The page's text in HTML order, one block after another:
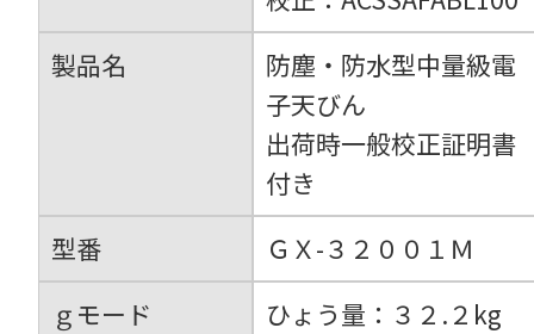
製品名
防塵・防水型中量級電
子天びん
出荷時一般校正証明書
付き
型番
ＧＸ-３２００１Ｍ
ｇモード
ひょう量：３２.２kg